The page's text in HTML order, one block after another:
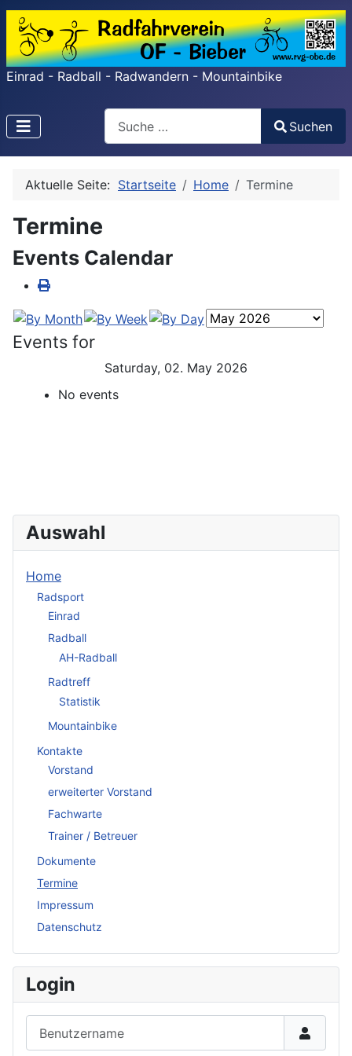
Einrad - Radball - Radwandern - Mountainbike
Search
Type 2 or more characters for results.
Suchen
Aktuelle Seite: Startseite Home Termine
Termine
Events Calendar
Events for
Saturday, 02. May 2026
No events
Auswahl
Home
Radsport
Einrad
Radball
AH-Radball
Radtreff
Statistik
Mountainbike
Kontakte
Vorstand
erweiterter Vorstand
Fachwarte
Trainer / Betreuer
Dokumente
Termine
Impressum
Datenschutz
Login